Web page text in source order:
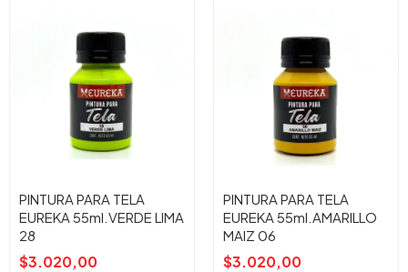
PINTURA PARA TELA
EUREKA 55ml.VERDE LIMA
28
$3.020,00
PINTURA PARA TELA
EUREKA 55ml.AMARILLO
MAIZ 06
$3.020,00